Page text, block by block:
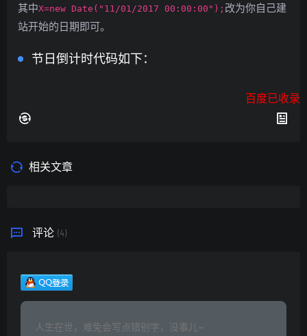
其中X=new Date("11/01/2017 00:00:00"); 改为你自己建
站开始的日期即可。
节日倒计时代码如下：
百度已收录
相关文章
评论 (4)